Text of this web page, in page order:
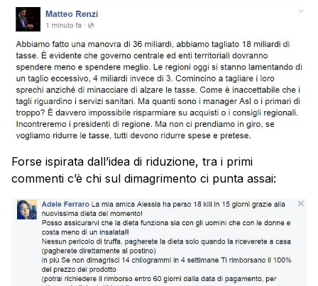
Forse ispirata dall’idea di riduzione, tra i primi
commenti c’è chi sul dimagrimento ci punta assai: